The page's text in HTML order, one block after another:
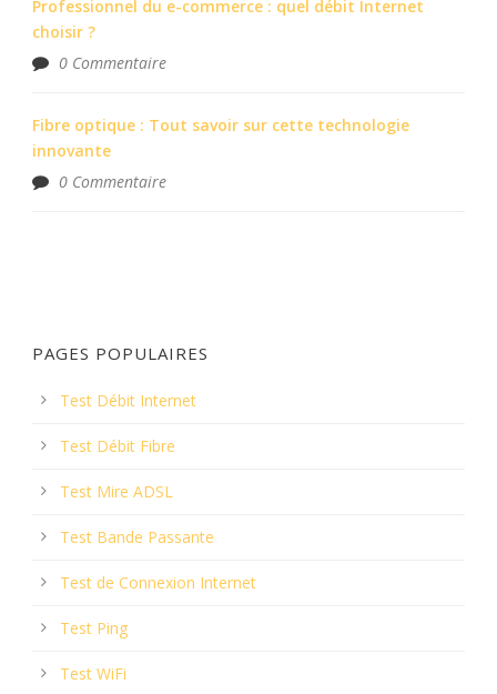
Professionnel du e-commerce : quel débit Internet
choisir ?
0 Commentaire
Fibre optique : Tout savoir sur cette technologie
innovante
0 Commentaire
PAGES POPULAIRES
Test Débit Internet
Test Débit Fibre
Test Mire ADSL
Test Bande Passante
Test de Connexion Internet
Test Ping
Test WiFi